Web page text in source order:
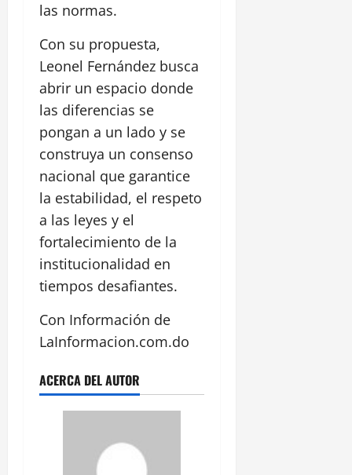
las normas.
Con su propuesta,
Leonel Fernández busca
abrir un espacio donde
las diferencias se
pongan a un lado y se
construya un consenso
nacional que garantice
la estabilidad, el respeto
a las leyes y el
fortalecimiento de la
institucionalidad en
tiempos desafiantes.
Con Información de
LaInformacion.com.do
ACERCA DEL AUTOR